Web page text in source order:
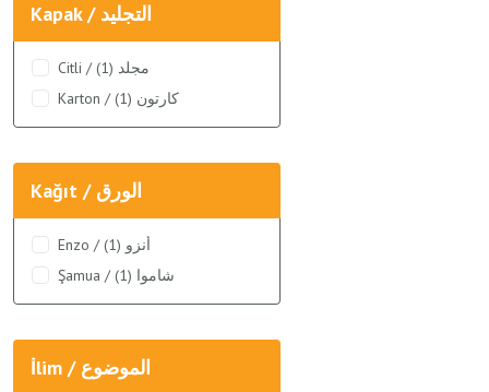
Kapak / التجليد
Citli / مجلد (1)
Karton / كارتون (1)
Kağıt / الورق
Enzo / أنزو (1)
Şamua / شاموا (1)
İlim / الموضوع